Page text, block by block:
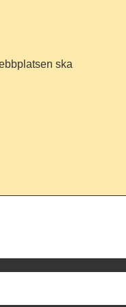
ska